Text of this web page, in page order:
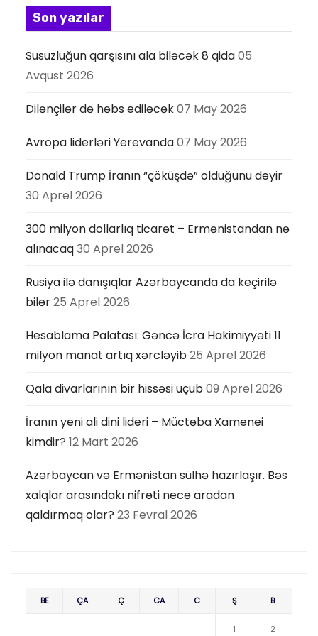
ı
Son yazılar
Susuzluğun qarşısını ala biləcək 8 qida05
Avqust 2026
Dilənçilər də həbs ediləcək07 May 2026
Avropa liderləri Yerevanda07 May 2026
Donald Trump İranın “çöküşdə” olduğunu deyir
30 Aprel 2026
300 milyon dollarlıq ticarət – Ermənistandan nə
alınacaq30 Aprel 2026
Rusiya ilə danışıqlar Azərbaycanda da keçirilə
bilər25 Aprel 2026
Hesablama Palatası: Gəncə İcra Hakimiyyəti 11
milyon manat artıq xərcləyib25 Aprel 2026
Qala divarlarının bir hissəsi uçub09 Aprel 2026
İranın yeni ali dini lideri – Müctəba Xamenei
kimdir? 12 Mart 2026
Azərbaycan və Ermənistan sülhə hazırlaşır. Bəs
xalqlar arasındakı nifrəti necə aradan
qaldırmaq olar? 23 Fevral 2026
BE ÇA Ç CA C Ş B
1 2